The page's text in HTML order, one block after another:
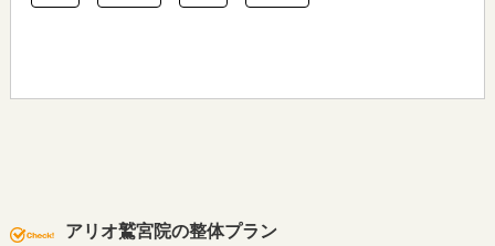
アリオ鷲宮院の整体プラン